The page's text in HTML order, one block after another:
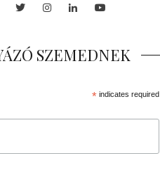
TwitterInstagram
LinkedInYoutube
SZEMEDNEK
*indicates required